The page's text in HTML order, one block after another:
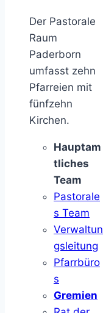
Der Pastorale
Raum
Paderborn
umfasst zehn
Pfarreien mit
fünfzehn
Kirchen.
Hauptam
tliches
Team
Pastorale
s Team
Verwaltun
gsleitung
Pfarrbüro
s
Gremien